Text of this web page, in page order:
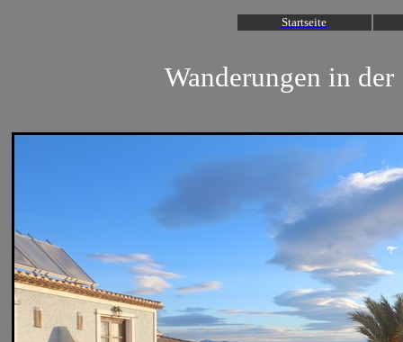
Startseite
Wanderungen in